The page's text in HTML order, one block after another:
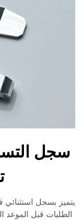
سجل
يتميز بسجل
الطلبات قبل الموعد